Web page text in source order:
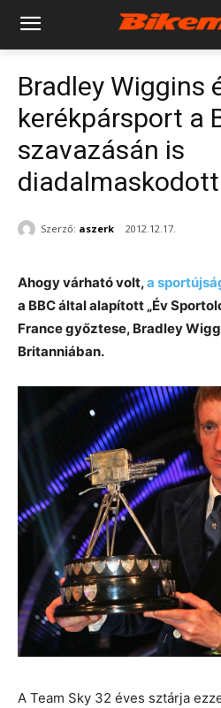
Bradley Wiggins
kerékpársport a
szavazásán is
diadalmaskodott
Szerző: aszerk 2012.12.17.
Ahogy várható volt,a
a BBC által alapított „Év
France győztese, Bradley
Britanniában.
A Team Sky 32 éves sztárja